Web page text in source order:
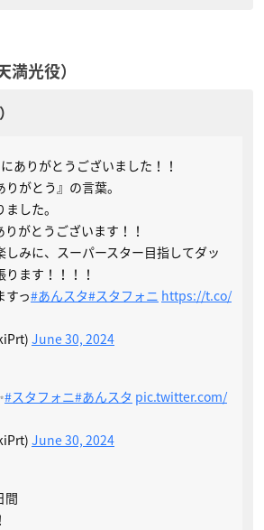
満光役）
ありがとうございました！！
がとう』の言葉。
した。
がとうございます！！
しみに、スーパースター目指してダッ
ます！！！！
すっ#あんスタ#スタフォニ https://t.co/
June 30, 2024
#スタフォニ#あんスタ pic.twitter.com/
June 30, 2024
間